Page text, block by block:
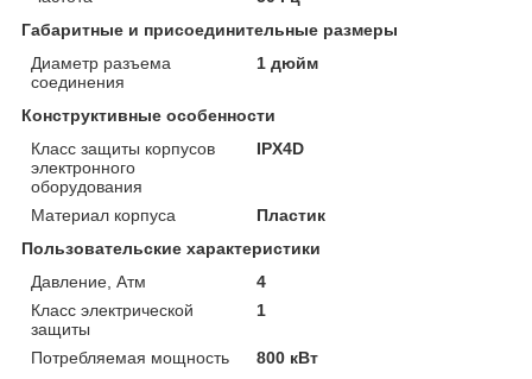
Габаритные и присоединительные размеры
Диаметр разъема
соединения
1 дюйм
Конструктивные особенности
Класс защиты корпусов
электронного
оборудования
IPX4D
Материал корпуса
Пластик
Пользовательские характеристики
Давление, Атм
4
Класс электрической
защиты
1
Потребляемая мощность
800 кВт